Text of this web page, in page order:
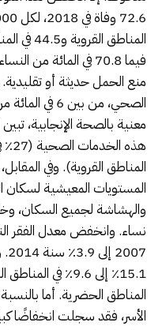
فيما 70.8 في المائة
الصحي، من بين
المناطق القروية). وفي
المستويات المعيشية لسكان
والهشاشة لجميع السكان،
المناطق الحضرية. أما